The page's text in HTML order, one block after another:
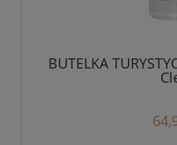
BUTELKA